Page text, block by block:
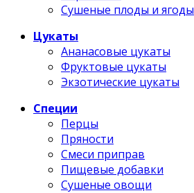
Сушеные плоды и ягоды
Цукаты
Ананасовые цукаты
Фруктовые цукаты
Экзотические цукаты
Специи
Перцы
Пряности
Смеси приправ
Пищевые добавки
Сушеные овощи